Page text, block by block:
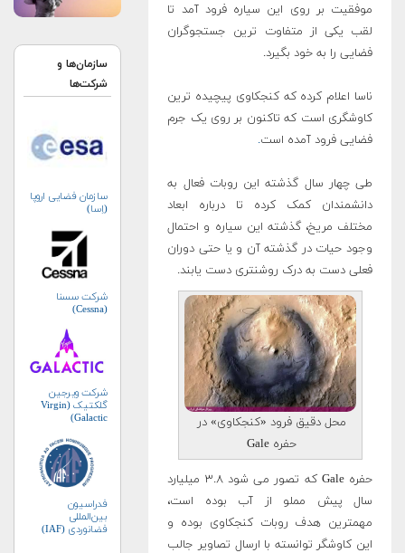
موفقیت بر روی این سیاره فرود آمد تا
لقب یکی از متفاوت ترین جستجوگران
فضایی را به خود بگیرد.
ناسا اعلام کرده که کنجکاوی پیچیده ترین
کاوشگری است که تاکنون بر روی یک جرم
فضایی فرود آمده است.
طی چهار سال گذشته این روبات فعال به
دانشمندان کمک کرده تا درباره ابعاد
مختلف مریخ، گذشته این سیاره و احتمال
وجود حیات در گذشته آن و یا حتی دوران
فعلی دست به درک روشنتری دست یابند.
محل دقیق فرود «کنجکاوی» در
حفره Gale
حفره Gale که تصور می شود ۳.۸ میلیارد
سال پیش مملو از آب بوده است،
مهمترین هدف روبات کنجکاوی بوده و
این کاوشگر توانسته با ارسال تصاویر جالب
سازمان‌ها و
شرکت‌ها
سازمان فضایی اروپا
(اِسا)
شرکت سسنا
(Cessna)
شرکت ویرجین
گلکتیک (Virgin
Galactic)
فدراسیون
بین‌المللی
فضانوردی (IAF)